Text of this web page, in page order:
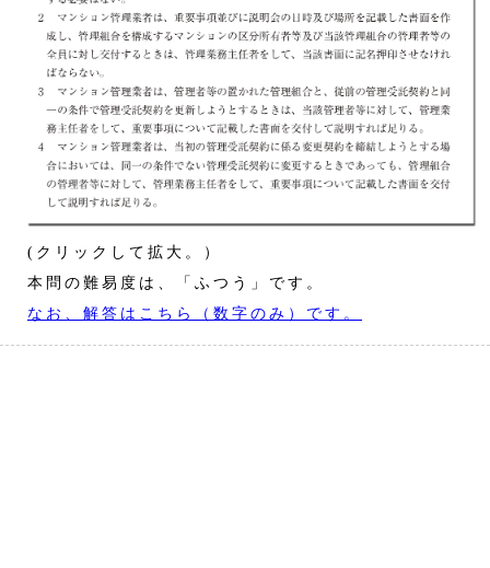
(クリックして拡大。）
本問の難易度は、「ふつう」です。
なお、解答はこちら（数字のみ）です。